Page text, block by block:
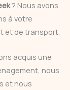
? Nous avons
à votre
et de transport.
acquis une
nous
et nous